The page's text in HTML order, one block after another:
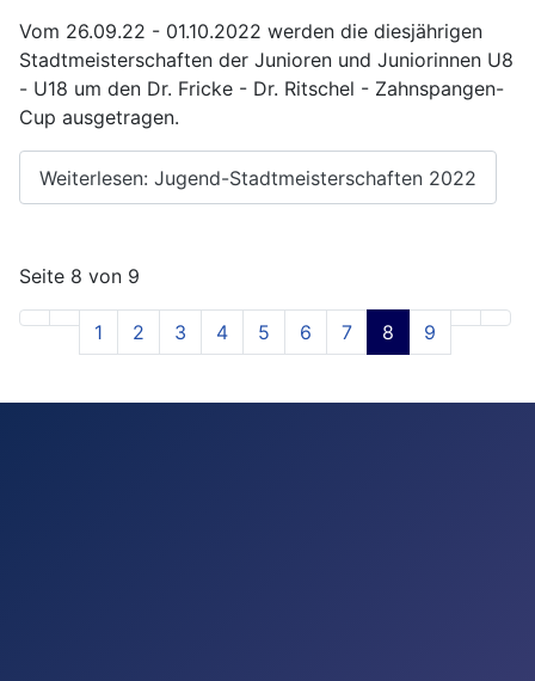
Vom 26.09.22 - 01.10.2022 werden die diesjährigen
Stadtmeisterschaften der Junioren und Juniorinnen U8
- U18 um den Dr. Fricke - Dr. Ritschel - Zahnspangen-
Cup ausgetragen.
Weiterlesen: Jugend-Stadtmeisterschaften 2022
Seite 8 von 9
1 2 3 4 5 6 7 8 9